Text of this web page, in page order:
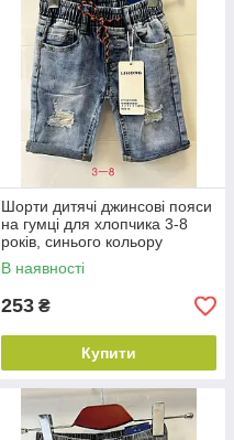
Шорти дитячі джинсові пояси
на гумці для хлопчика 3-8
років, синього кольору
В наявності
253 ₴
Купити